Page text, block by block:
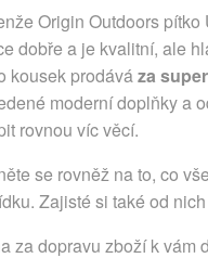
Origin Outdoors
dobře a je kvalitní, ale
kousek prodáváza
moderní doplňky a
rovnou víc věcí.
se rovněž na to, co
Zajisté si také od
za dopravu zboží k vám